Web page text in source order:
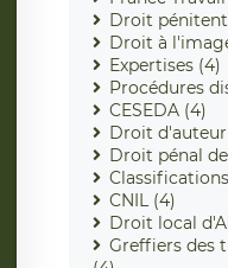
Droit
Droit à
Expertises (4)
Procédures
CESEDA (4)
Droit
Droit pénal
CNIL (4)
Droit local
Greffiers des